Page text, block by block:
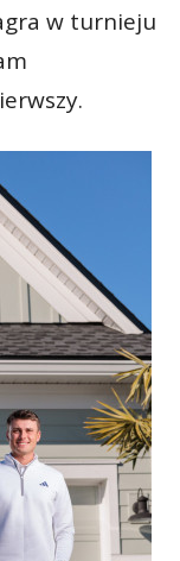
w turnieju